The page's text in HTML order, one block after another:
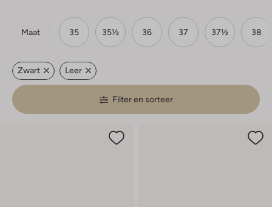
Maat 35 35½ 36 37 37½ 38
Zwart Leer
Filter en sorteer